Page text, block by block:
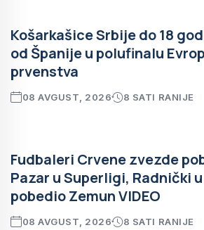
Košarkašice Srbije do 18
od Španije u polufinalu
prvenstva
08 AVGUST, 2026 8 SATI RANIJE
Fudbaleri Crvene zvezde
Pazar u Superligi, Radnički
pobedio Zemun VIDEO
08 AVGUST, 2026 8 SATI RANIJE